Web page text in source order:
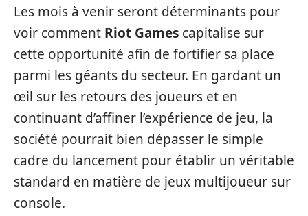
Les mois à venir seront déterminants pour
voir comment Riot Games capitalise sur
cette opportunité afin de fortifier sa place
parmi les géants du secteur. En gardant un
œil sur les retours des joueurs et en
continuant d’affiner l’expérience de jeu, la
société pourrait bien dépasser le simple
cadre du lancement pour établir un véritable
standard en matière de jeux multijoueur sur
console.